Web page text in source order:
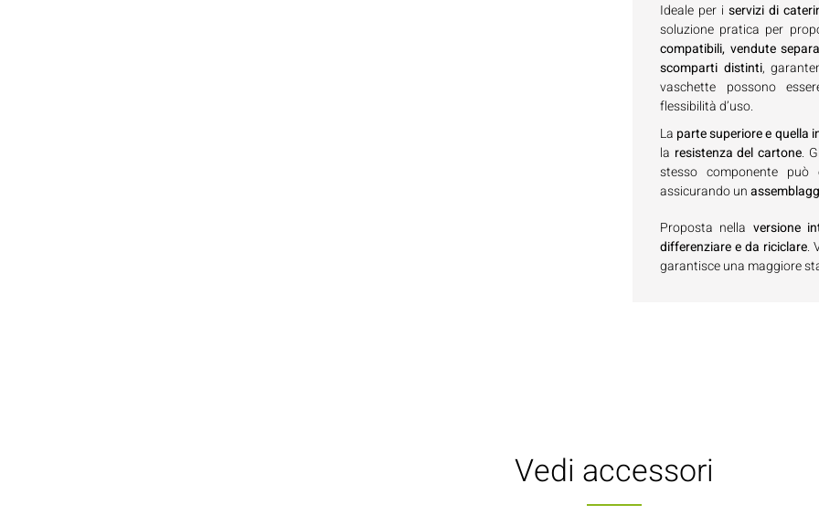
Ideale per i servizi di
soluzione pratica per
compatibili, vendute
scomparti distinti,
vaschette possono
flessibilità d’uso.
La parte superiore e quella
la resistenza del cartone.
stesso componente può
assicurando un
Proposta nella versione
differenziare e da riciclare.
garantisce una maggiore
Vedi accessori